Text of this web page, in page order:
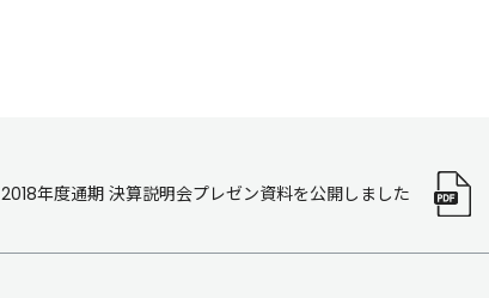
2018年度通期 決算説明会プレゼン資料を公開しました